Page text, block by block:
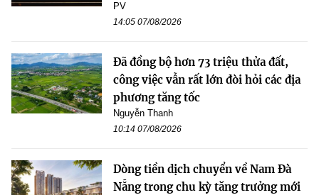
PV
14:05 07/08/2026
Đã đồng bộ hơn 73 triệu thửa đất,
công việc vẫn rất lớn đòi hỏi các địa
phương tăng tốc
Nguyễn Thanh
10:14 07/08/2026
Dòng tiền dịch chuyển về Nam Đà
Nẵng trong chu kỳ tăng trưởng mới